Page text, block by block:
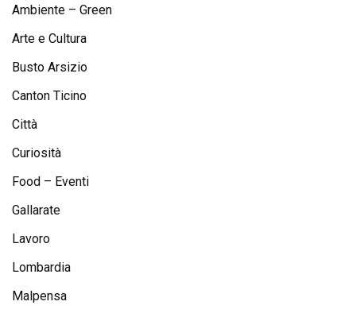
Ambiente – Green
Arte e Cultura
Busto Arsizio
Canton Ticino
Città
Curiosità
Food – Eventi
Gallarate
Lavoro
Lombardia
Malpensa